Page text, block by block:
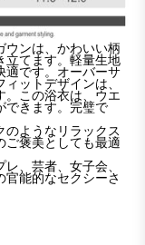
ウンは、かわいい柄
立てます。軽量生地
適です。オーバーサ
ットデザインは、
。この浴衣は、ウエ
できます。完璧で
のようなリラックス
ご褒美としても最適
、芸者、女子会、
能的なセクシーさ